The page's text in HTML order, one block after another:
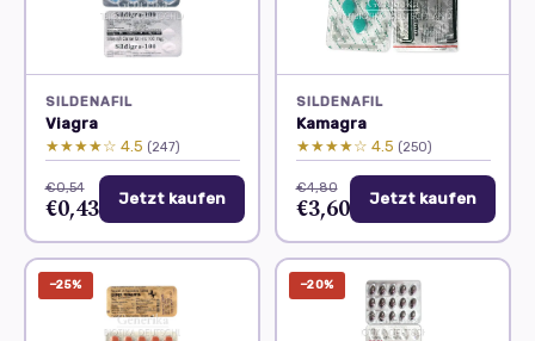
SILDENAFIL
Viagra
★★★★☆ 4.5 (247)
€0,54
€0,43 Jetzt kaufen
SILDENAFIL
Kamagra
★★★★☆ 4.5 (250)
€4,80
€3,60 Jetzt kaufen
−25% −20%